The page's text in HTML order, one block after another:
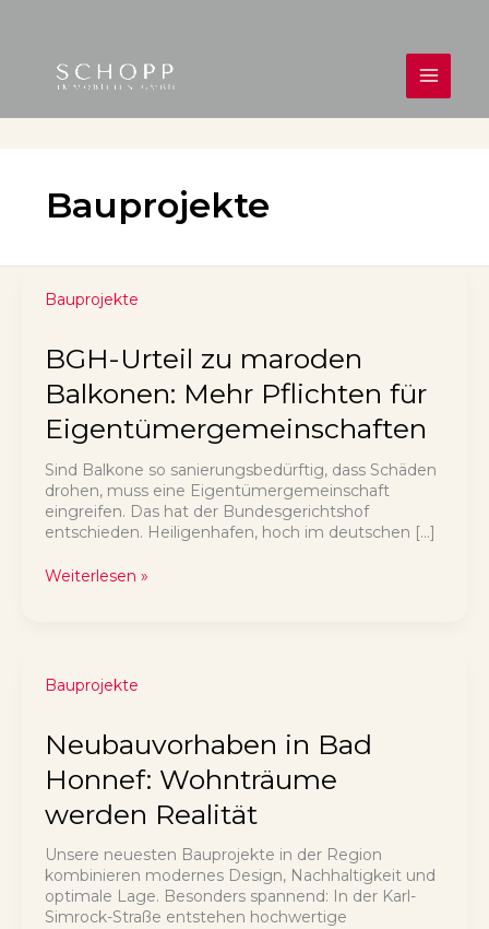
MAIN
Bauprojekte
Bauprojekte
BGH-Urteil zu maroden
Balkonen: Mehr Pflichten für
Eigentümergemeinschaften
Sind Balkone so sanierungsbedürftig, dass Schäden
drohen, muss eine Eigentümergemeinschaft
eingreifen. Das hat der Bundesgerichtshof
entschieden. Heiligenhafen, hoch im deutschen […]
BGH-
Mehr
Pflichten
Eigentümergemeinschaften
Weiterlesen »
Bauprojekte
Neubauvorhaben in Bad
Honnef: Wohnträume
werden Realität
Unsere neuesten Bauprojekte in der Region
kombinieren modernes Design, Nachhaltigkeit und
optimale Lage. Besonders spannend: In der Karl-
Simrock-Straße entstehen hochwertige